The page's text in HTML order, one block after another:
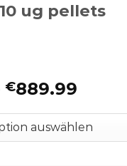
10 ug pellets
€889.99
bis